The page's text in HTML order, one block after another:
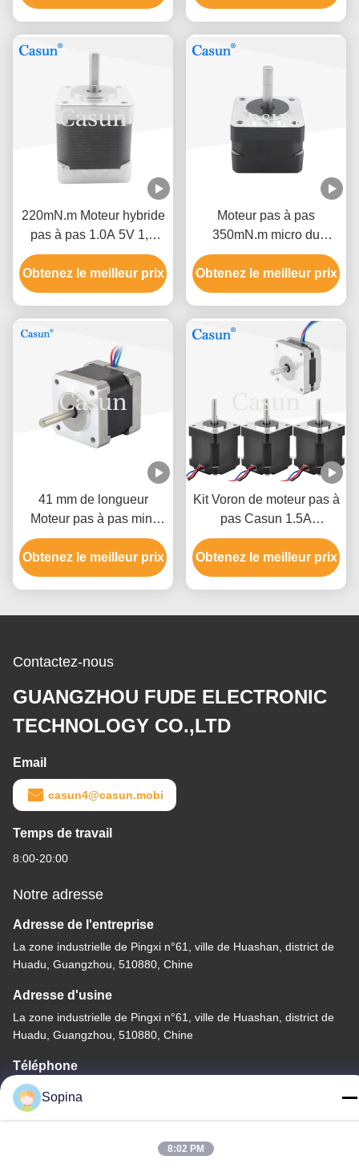
numérique par ordinateur
Casun
220mN.m Moteur hybride
pas à pas 1.0A 5V 1,8
degré moteur à quatre fils
Obtenez le meilleur prix
Moteur pas à pas
350mN.m micro du
moteur d'étape nema14
35x35x40mm avec le
couple élevé
Obtenez le meilleur prix
41 mm de longueur
Moteur pas à pas mini
Nema14 35x35x41mm
180mN.M Pour machine
médicale
Obtenez le meilleur prix
Kit Voron de moteur pas à
pas Casun 1.5A
1x17HS08-1004S +
6x17HS19-2004S1 pour
imprimante 3D
Obtenez le meilleur prix
Contactez-nous
GUANGZHOU FUDE ELECTRONIC
TECHNOLOGY CO.,LTD
Email
casun4@casun.mobi
Temps de travail
8:00-20:00
Notre adresse
Adresse de l'entreprise
La zone industrielle de Pingxi n°61, ville de Huashan, district de
Huadu, Guangzhou, 510880, Chine
Adresse d'usine
La zone industrielle de Pingxi n°61, ville de Huashan, district de
Huadu, Guangzhou, 510880, Chine
Téléphone
86-13539447986
Sopina
8:02 PM